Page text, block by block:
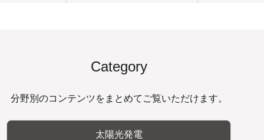
Category
分野別のコンテンツをまとめてご覧いただけます。
太陽光発電